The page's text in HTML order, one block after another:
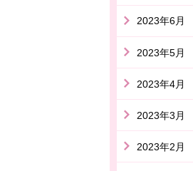
2023年6月
2023年5月
2023年4月
2023年3月
2023年2月